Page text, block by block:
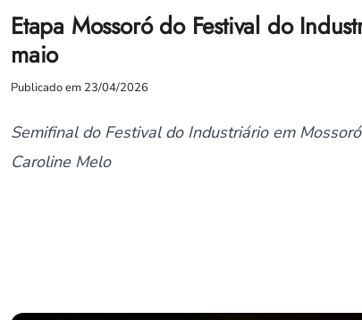
Etapa Mossoró do Festival do
maio
Publicado em 23/04/2026
Semifinal do Festival do Industriário em
Caroline Melo